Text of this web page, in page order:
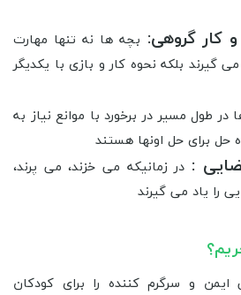
کار گروهی: بچه ها نه تنها مهارت
گیرند بلکه نحوه کار و بازی با یکدیگر
در طول مسیر در برخورد با موانع نیاز به
حل برای حل اونها هستند
: در زمانیکه می خزند، می پرند،
را یاد می گیرند
و سرگرم کننده را برای کودکان